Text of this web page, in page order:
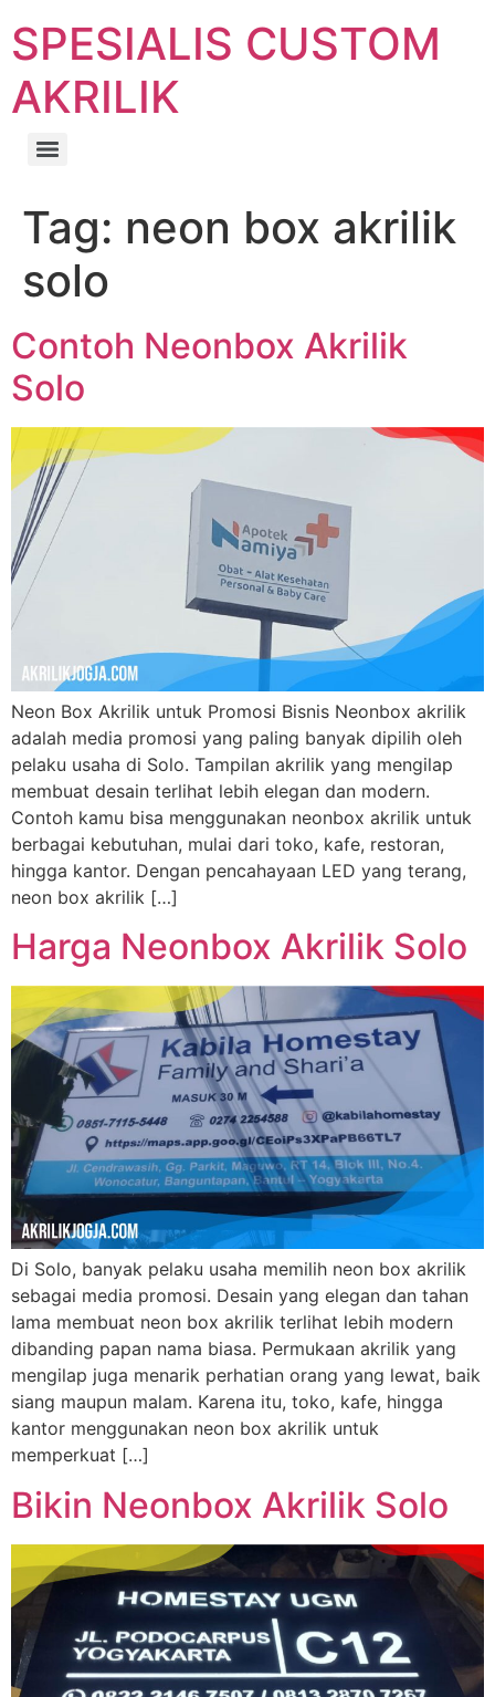
SPESIALIS CUSTOM
AKRILIK
Tag: neon box akrilik
solo
Contoh Neonbox Akrilik
Solo
Neon Box Akrilik untuk Promosi Bisnis Neonbox akrilik
adalah media promosi yang paling banyak dipilih oleh
pelaku usaha di Solo. Tampilan akrilik yang mengilap
membuat desain terlihat lebih elegan dan modern.
Contoh kamu bisa menggunakan neonbox akrilik untuk
berbagai kebutuhan, mulai dari toko, kafe, restoran,
hingga kantor. Dengan pencahayaan LED yang terang,
neon box akrilik […]
Harga Neonbox Akrilik Solo
Di Solo, banyak pelaku usaha memilih neon box akrilik
sebagai media promosi. Desain yang elegan dan tahan
lama membuat neon box akrilik terlihat lebih modern
dibanding papan nama biasa. Permukaan akrilik yang
mengilap juga menarik perhatian orang yang lewat, baik
siang maupun malam. Karena itu, toko, kafe, hingga
kantor menggunakan neon box akrilik untuk
memperkuat […]
Bikin Neonbox Akrilik Solo